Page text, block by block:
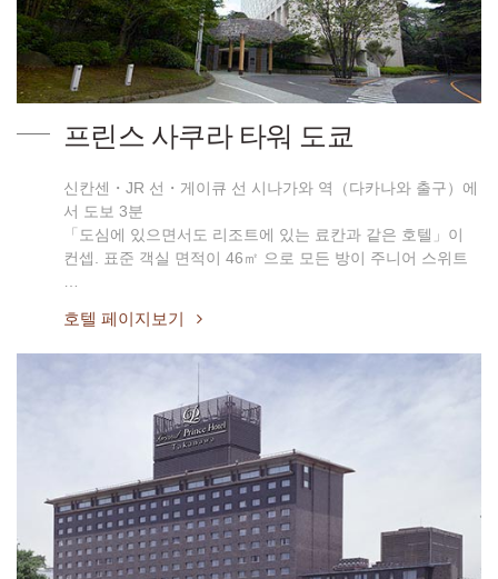
프린스 사쿠라 타워 도쿄
신칸센・JR 선・게이큐 선 시나가와 역（다카나와 출구）에
서 도보 3분
「도심에 있으면서도 리조트에 있는 료칸과 같은 호텔」이
컨셉. 표준 객실 면적이 46㎡ 으로 모든 방이 주니어 스위트
호텔 페이지보기